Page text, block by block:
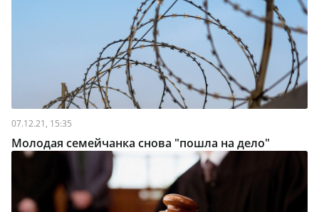
07.12.21, 15:35
Молодая семейчанка снова "пошла на дело"